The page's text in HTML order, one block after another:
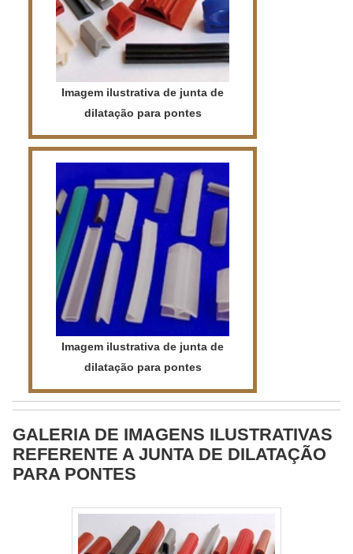
PERFIL DE BORRACHA PARA
JUNTA DE DILATAÇÃOH...
Imagem ilustrativa de junta de
dilatação para pontes
Imagem ilustrativa de junta de
dilatação para pontes
GALERIA DE IMAGENS ILUSTRATIVAS
REFERENTE A JUNTA DE DILATAÇÃO
PARA PONTES